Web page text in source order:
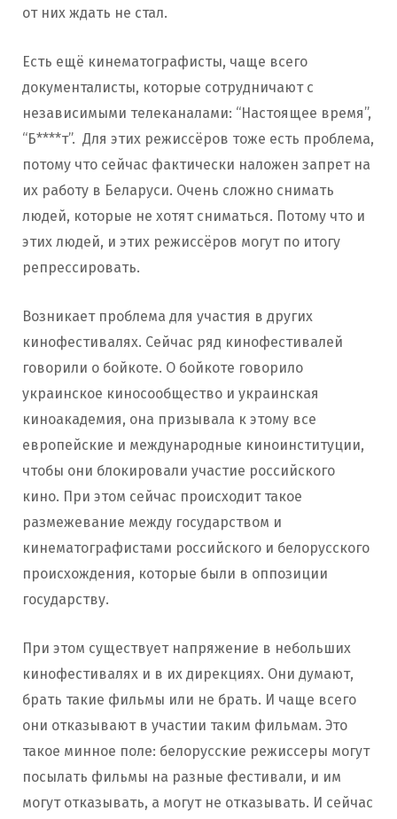
от них ждать не стал.
Есть ещё кинематографисты, чаще всего
документалисты, которые сотрудничают с
независимыми телеканалами: “Настоящее время”,
“Б****т”. Для этих режиссёров тоже есть проблема,
потому что сейчас фактически наложен запрет на
их работу в Беларуси. Очень сложно снимать
людей, которые не хотят сниматься. Потому что и
этих людей, и этих режиссёров могут по итогу
репрессировать.
Возникает проблема для участия в других
кинофестивалях. Сейчас ряд кинофестивалей
говорили о бойкоте. О бойкоте говорило
украинское киносообщество и украинская
киноакадемия, она призывала к этому все
европейские и международные киноинституции,
чтобы они блокировали участие российского
кино. При этом сейчас происходит такое
размежевание между государством и
кинематографистами российского и белорусского
происхождения, которые были в оппозиции
государству.
При этом существует напряжение в небольших
кинофестивалях и в их дирекциях. Они думают,
брать такие фильмы или не брать. И чаще всего
они отказывают в участии таким фильмам. Это
такое минное поле: белорусские режиссеры могут
посылать фильмы на разные фестивали, и им
могут отказывать, а могут не отказывать. И сейчас